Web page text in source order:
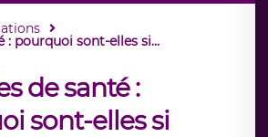
: pourquoi sont-elles si...
de santé :
sont-elles si